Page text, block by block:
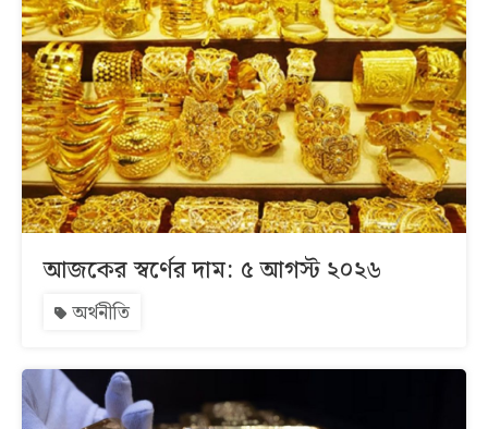
আজকের স্বর্ণের দাম: ৫ আগস্ট ২০২৬
অর্থনীতি